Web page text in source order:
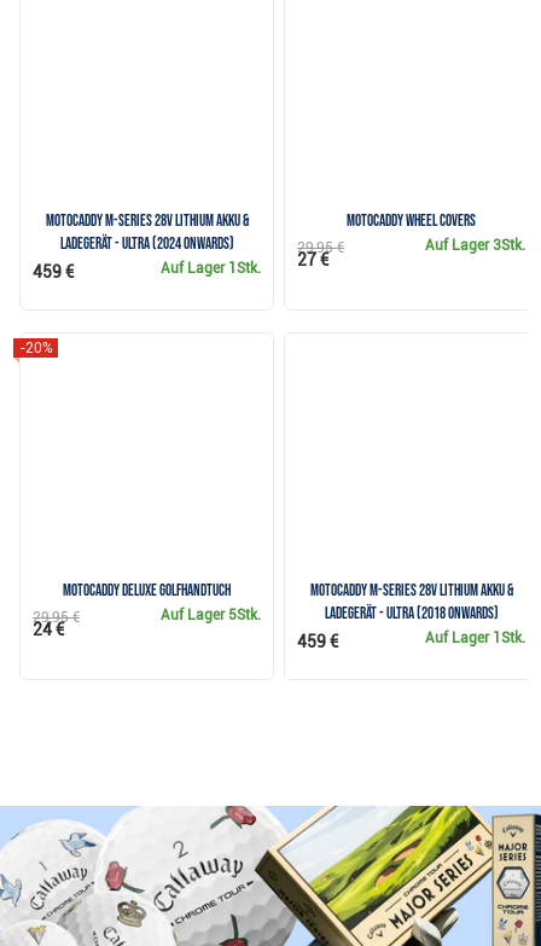
Motocaddy M-Series 28V Lithium Akku &
Ladegerät - ULTRA (2024 onwards)
Auf Lager 1Stk.
459 €
Motocaddy Wheel Covers
Auf Lager3Stk.
29,95 €
27 €
Motocaddy Deluxe Golfhandtuch
-20%
Auf Lager 5Stk.
29,95 €
24 €
Motocaddy M-Series 28V Lithium Akku &
Ladegerät - ULTRA (2018 onwards)
Auf Lager 1Stk.
459 €